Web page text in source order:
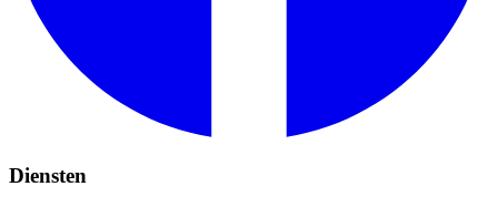
Diensten